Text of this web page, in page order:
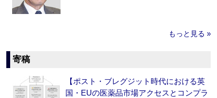
もっと見る »
寄稿
【ポスト・ブレグジット時代における英
国・EUの医薬品市場アクセスとコンプラ